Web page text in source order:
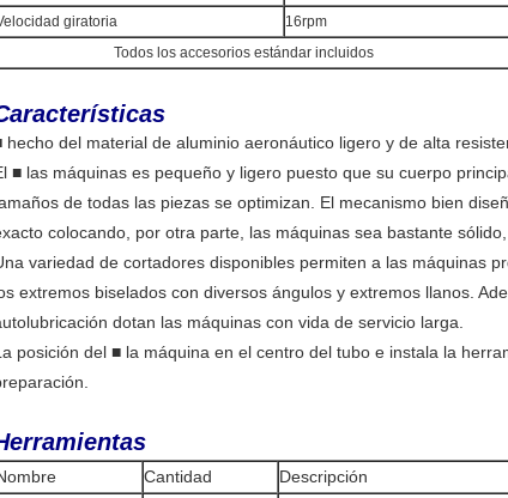
giratoria
16rpm
los accesorios estándar incluidos
hecho del material de aluminio aeronáutico ligero y de alta
■ las máquinas es pequeño y ligero puesto que su cuerpo
de todas las piezas se optimizan. El mecanismo bien
colocando, por otra parte, las máquinas sea bastante
variedad de cortadores disponibles permiten a las máquinas
extremos biselados con diversos ángulos y extremos llanos.
dotan las máquinas con vida de servicio larga.
posición del ■ la máquina en el centro del tubo e instala la
Cantidad
Descripción